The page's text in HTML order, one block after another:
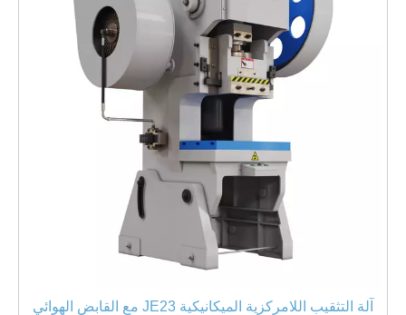
آلة التثقيب اللامركزية الميكانيكية JE23 مع القابض الهوائي